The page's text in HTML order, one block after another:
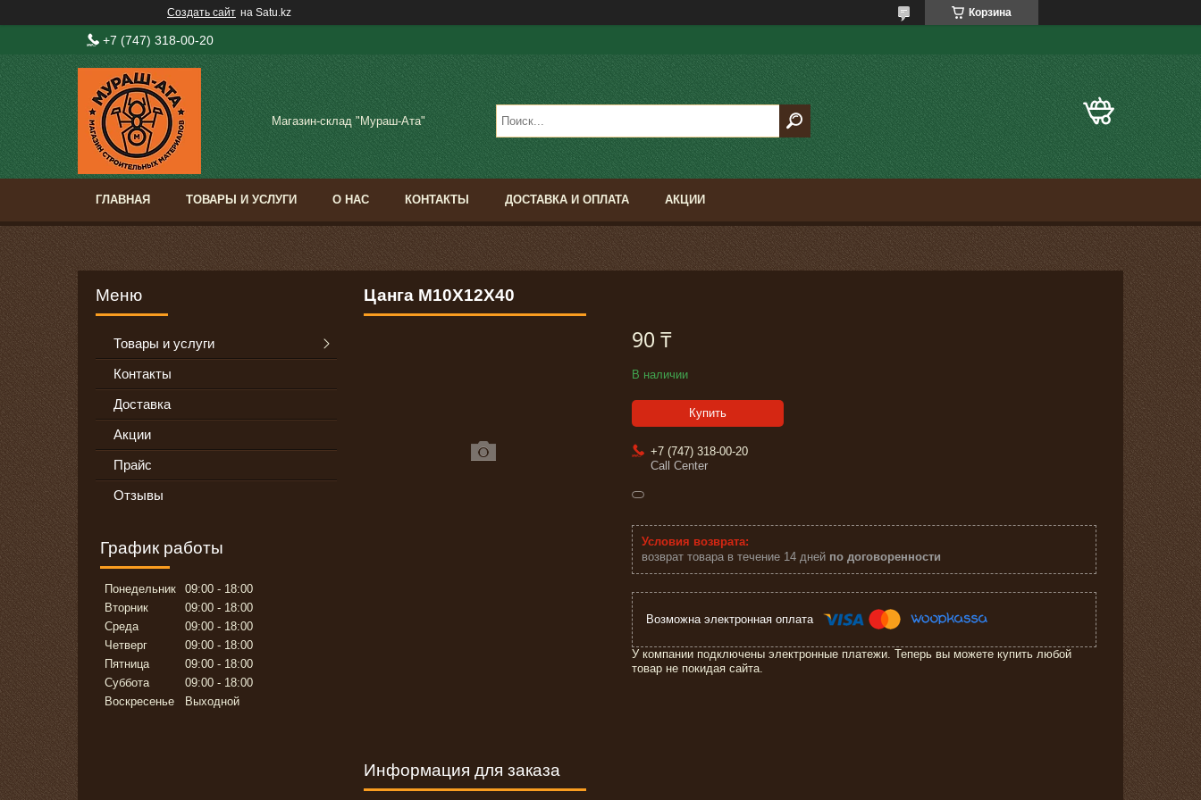
Создать сайт на Satu.kz Корзина
+7 (747) 318-00-20
Магазин-склад "Мураш-Ата"
ГЛАВНАЯ ТОВАРЫ И УСЛУГИ О НАС КОНТАКТЫ ДОСТАВКА И ОПЛАТА АКЦИИ
Цанга М10Х12Х40
90 ₸
В наличии
Купить
+7 (747) 318-00-20
Call Center
возврат товара в течение 14 дней по договоренности
У компании подключены электронные платежи. Теперь вы можете купить любой
товар не покидая сайта.
Информация для заказа
Товары и услуги
Контакты
Доставка
Акции
Прайс
Отзывы
График работы
Понедельник 09:00
18:00
Вторник
09:00
18:00
Среда
09:00
18:00
Четверг
09:00
18:00
Пятница
09:00
18:00
Суббота
09:00
18:00
Воскресенье
Выходной